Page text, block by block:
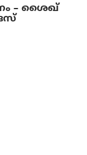
– ശൈഖ്